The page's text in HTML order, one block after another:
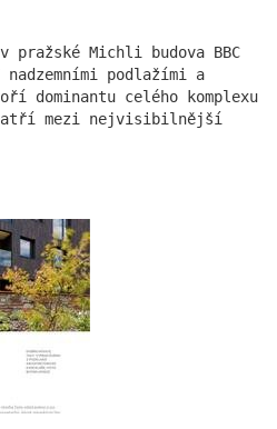
Michli budova BBC
podlažími a
dominantu celého komplexu
patří mezi nejvisibilnější